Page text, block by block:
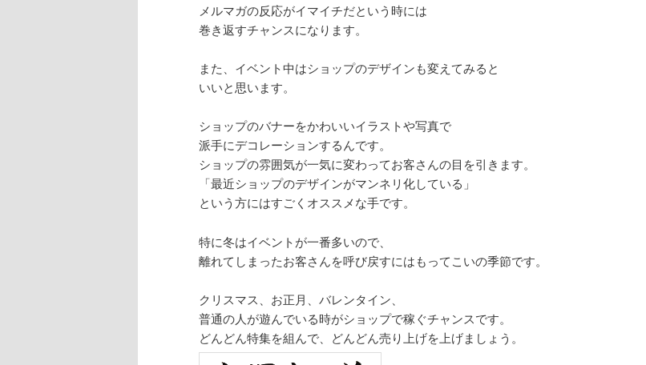
メルマガの反応がイマイチだという時には
巻き返すチャンスになります。
また、イベント中はショップのデザインも変えてみると
いいと思います。
ショップのバナーをかわいいイラストや写真で
派手にデコレーションするんです。
ショップの雰囲気が一気に変わってお客さんの目を引きます。
「最近ショップのデザインがマンネリ化している」
という方にはすごくオススメな手です。
特に冬はイベントが一番多いので、
離れてしまったお客さんを呼び戻すにはもってこいの季節です。
クリスマス、お正月、バレンタイン、
普通の人が遊んでいる時がショップで稼ぐチャンスです。
どんどん特集を組んで、どんどん売り上げを上げましょう。